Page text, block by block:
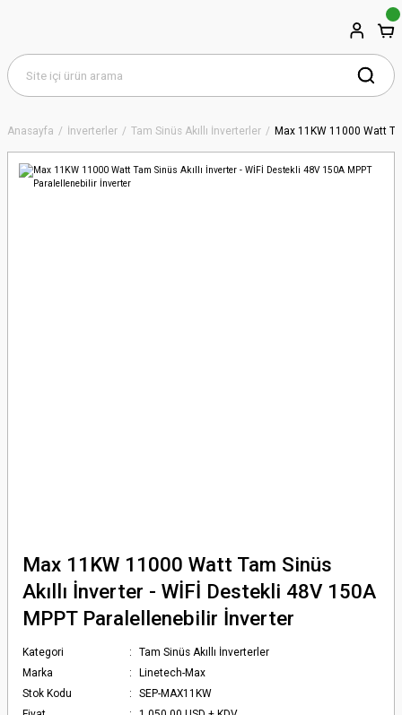
Anasayfa İnverterler Tam Sinüs Akıllı İnverterler Max 11KW 11000 Watt
Max 11KW 11000 Watt Tam Sinüs
Akıllı İnverter - WİFİ Destekli 48V 150A
MPPT Paralellenebilir İnverter
Kategori
Tam Sinüs Akıllı İnverterler
Marka
Linetech-Max
Stok Kodu
SEP-MAX11KW